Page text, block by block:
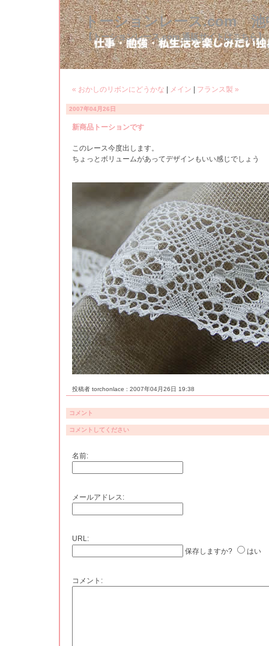
トーションレース.com 池
【トーションレース.com 通販サイトはこちら】
« おかしのリボンにどうかな メイン フランス製 »
2007年04月26日
新商品トーションです
このレース今度出します。
ちょっとボリュームがあってデザインもいい感じでしょう
投稿者 torchonlace : 2007年04月26日 19:38
コメント
コメントしてください
名前:
メールアドレス:
URL:
保存しますか?
はい
コメント: